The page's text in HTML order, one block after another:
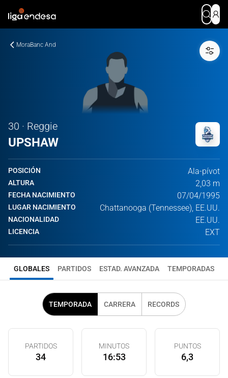
MoraBanc And
30 · Reggie
UPSHAW
POSICIÓN Ala-pívot
ALTURA 2,03 m
FECHA NACIMIENTO 07/04/1995
LUGAR NACIMIENTO Chattanooga (Tennessee), EE.UU.
NACIONALIDAD EE.UU.
LICENCIA EXT
GLOBALES PARTIDOS ESTAD. AVANZADA TEMPORADAS
TEMPORADA CARRERA RECORDS
PARTIDOS
34
MINUTOS
16:53
PUNTOS
6,3